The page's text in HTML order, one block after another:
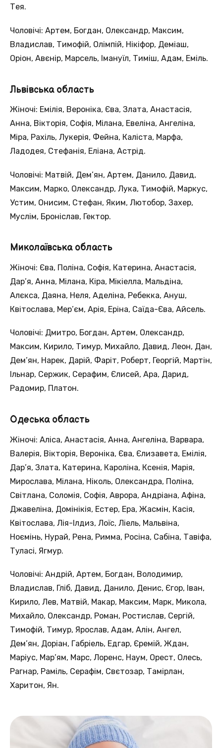
Тея.
Чоловічі: Артем, Богдан, Олександр, Максим,
Владислав, Тимофій, Олімпій, Нікіфор, Деміаш,
Оріон, Авєнір, Марсель, Імануїл, Тиміш, Адам, Еміль.
Львівська область
Жіночі: Емілія, Вероніка, Єва, Злата, Анастасія,
Анна, Вікторія, Софія, Мілана, Евеліна, Ангеліна,
Міра, Рахіль, Лукерія, Фейна, Каліста, Марфа,
Ладодея, Стефанія, Еліана, Астрід.
Чоловічі: Матвій, Дем’ян, Артем, Данило, Давид,
Максим, Марко, Олександр, Лука, Тимофій, Маркус,
Устим, Онисим, Стефан, Яким, Лютобор, Захер,
Муслім, Броніслав, Гектор.
Миколаївська область
Жіночі: Єва, Поліна, Софія, Катерина, Анастасія,
Дар’я, Анна, Мілана, Кіра, Мікіелла, Мальдіна,
Алєкса, Даяна, Неля, Аделіна, Ребекка, Ануш,
Квітослава, Мер’єм, Арія, Еріна, Саїда-Єва, Айсель.
Чоловічі: Дмитро, Богдан, Артем, Олександр,
Максим, Кирило, Тимур, Михайло, Давид, Леон, Дан,
Дем’ян, Нарек, Дарій, Фаріт, Роберт, Георгій, Мартін,
Ільнар, Сержик, Серафим, Єлисей, Ара, Дарид,
Радомир, Платон.
Одеська область
Жіночі: Аліса, Анастасія, Анна, Ангеліна, Варвара,
Валерія, Вікторія, Вероніка, Єва, Єлизавета, Емілія,
Дар’я, Злата, Катерина, Кароліна, Ксенія, Марія,
Мирослава, Мілана, Ніколь, Олександра, Поліна,
Світлана, Соломія, Софія, Аврора, Андріана, Афіна,
Джавеліна, Домінікія, Естер, Ера, Жасмін, Касія,
Квітослава, Лія-Ілдиз, Лоїс, Ліель, Мальвіна,
Ноємінь, Нурай, Рена, Римма, Росіна, Сабіна, Тавіфа,
Туласі, Ягмур.
Чоловічі: Андрій, Артем, Богдан, Володимир,
Владислав, Гліб, Давид, Данило, Денис, Єгор, Іван,
Кирило, Лев, Матвій, Макар, Максим, Марк, Микола,
Михайло, Олександр, Роман, Ростислав, Сергій,
Тимофій, Тимур, Ярослав, Адам, Алін, Ангел,
Дем’ян, Доріан, Габріель, Едгар, Єремій, Ждан,
Маріус, Мар’ям, Марс, Лоренс, Наум, Орест, Олесь,
Рагнар, Раміль, Серафім, Свєтозар, Тамірлан,
Харитон, Ян.